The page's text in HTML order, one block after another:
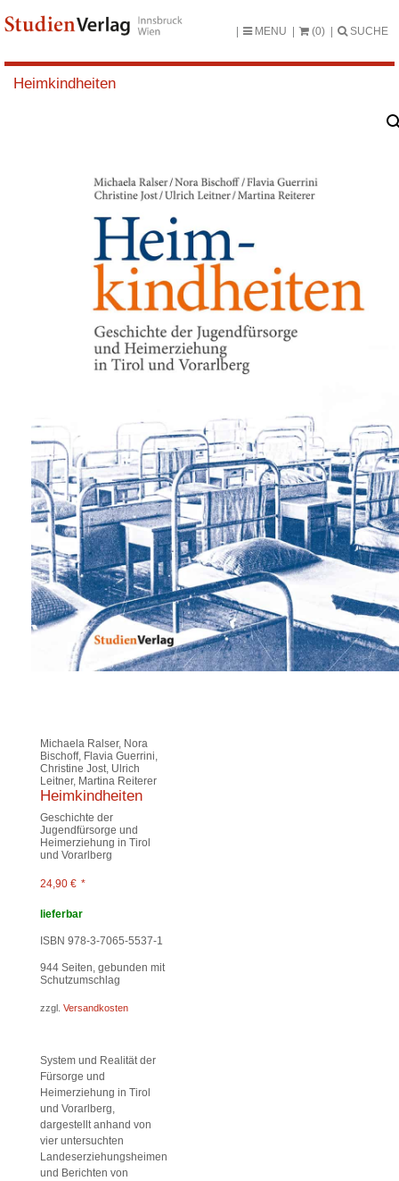
MENU (0) SUCHE
Heimkindheiten
Michaela Ralser, Nora
Bischoff, Flavia Guerrini,
Christine Jost, Ulrich
Leitner, Martina Reiterer
Heimkindheiten
Geschichte der
Jugendfürsorge und
Heimerziehung in Tirol
und Vorarlberg
24,90 € *
lieferbar
ISBN 978-3-7065-5537-1
944 Seiten, gebunden mit
Schutzumschlag
zzgl. Versandkosten
System und Realität der
Fürsorge und
Heimerziehung in Tirol
und Vorarlberg,
dargestellt anhand von
vier untersuchten
Landeserziehungsheimen
und Berichten von